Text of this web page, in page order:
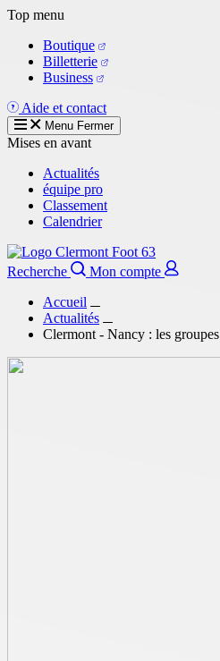
Aller
contenu
principal
Top menu
Boutique
Billetterie
Business
Aide et contact
Menu Fermer
Mises en avant
Actualités
équipe pro
Classement
Calendrier
Recherche
Mon compte
Accueil
Actualités
Clermont - Nancy : les groupes